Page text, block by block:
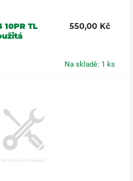
10PR TL
550,00 Kč
Na skladě: 1 ks